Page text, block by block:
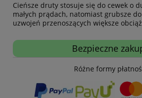
Cieńsze druty stosuje się do cewek o
małych prądach, natomiast grubsze
uzwojeń przenoszących większe
Bezpieczne
Różne formy